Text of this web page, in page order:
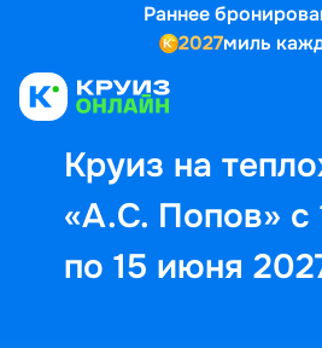
Раннее
2027миль
Круиз на
«А.С. Попов» с
по 15 июня
Выбор